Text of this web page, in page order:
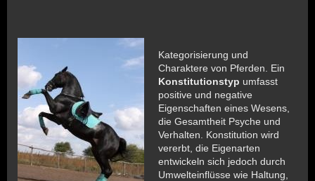
Kategorisierung und
Charaktere von Pferden. Ein
Konstitutionstyp umfasst
positive und negative
Eigenschaften eines Wesens,
die Gesamtheit Psyche und
Verhalten. Konstitution wird
vererbt, die Eigenarten
entwickeln sich jedoch durch
Umwelteinflüsse wie Haltung,